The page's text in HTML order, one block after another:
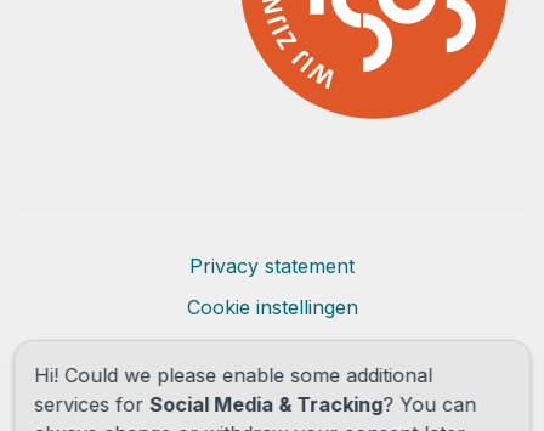
Privacy statement
Cookie instellingen
Hi! Could we please enable some additional
services forSocial Media & Tracking? You can